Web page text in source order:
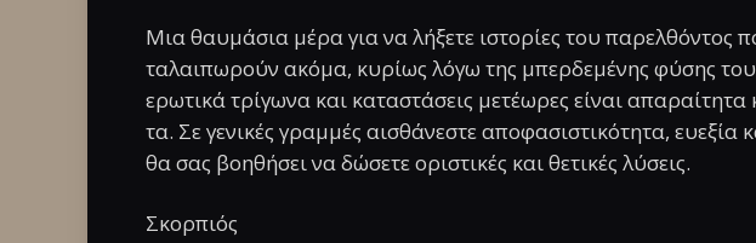
Μια θαυμάσια μέρα για να λήξετε ιστορίες του παρελθόντος
ταλαιπωρούν ακόμα, κυρίως λόγω της μπερδεμένης φύσης
ερωτικά τρίγωνα και καταστάσεις μετέωρες είναι απαραίτητα
τα. Σε γενικές γραμμές αισθάνεστε αποφασιστικότητα, ευεξία
θα σας βοηθήσει να δώσετε οριστικές και θετικές λύσεις.
Σκορπιός